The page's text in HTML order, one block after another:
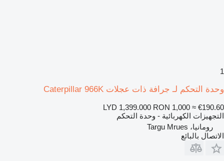
1
وحدة التحكم لـ جرافة ذات عجلات Caterpillar 966K
LYD 1,399.000 RON 1,000 ≈ €190.60
التجهيزات الكهربائية - وحدة التحكم
رومانيا، Targu Mrues
الاتصال بالبائع